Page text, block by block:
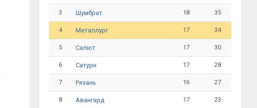
3 Шумбрат 18 35
4 Металлург 17 34
5 Салют 17 30
6 Сатурн 17 28
7 Рязань 16 27
8 Авангард 17 23